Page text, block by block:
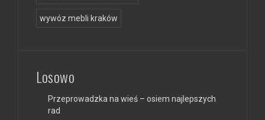
wywóz mebli kraków
Losowo
Przeprowadzka na wieś – osiem najlepszych
rad